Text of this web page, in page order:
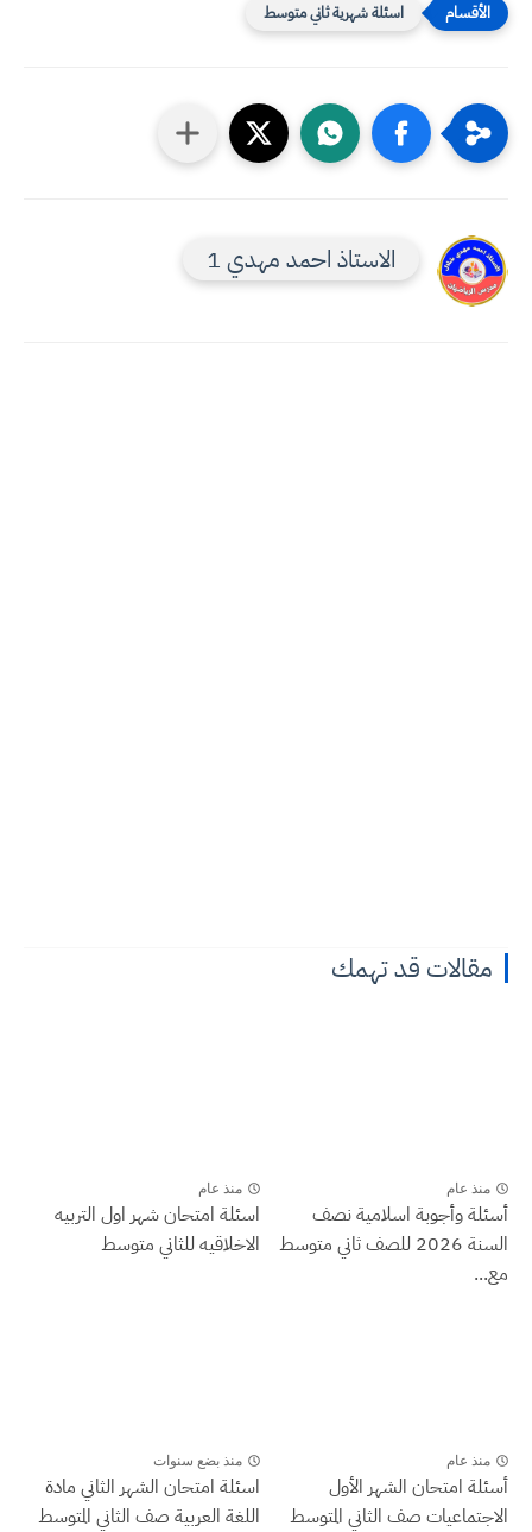
اسئلة شهرية ثاني متوسط
الاستاذ احمد مهدي 1
مقالات قد تهمك
منذ عام
أسئلة وأجوبة اسلامية نصف
السنة 2026 للصف ثاني متوسط
مع...
منذ عام
اسئلة امتحان شهر اول التربيه
الاخلاقيه للثاني متوسط
منذ عام
أسئلة امتحان الشهر الأول
الاجتماعيات صف الثاني المتوسط
منذ بضع سنوات
اسئلة امتحان الشهر الثاني مادة
اللغة العربية صف الثاني المتوسط